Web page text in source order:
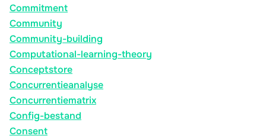
Commitment
Community
Community-building
Computational-learning-theory
Conceptstore
Concurrentieanalyse
Concurrentiematrix
Config-bestand
Consent